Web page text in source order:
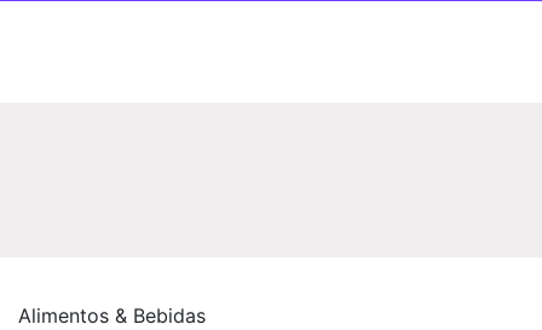
Alimentos & Bebidas